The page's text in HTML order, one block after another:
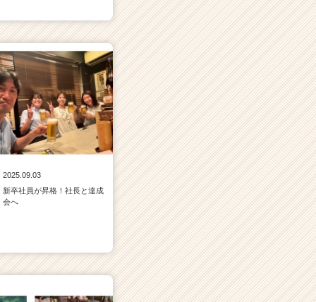
2025.09.03
新卒社員が昇格！社長と達成
会へ